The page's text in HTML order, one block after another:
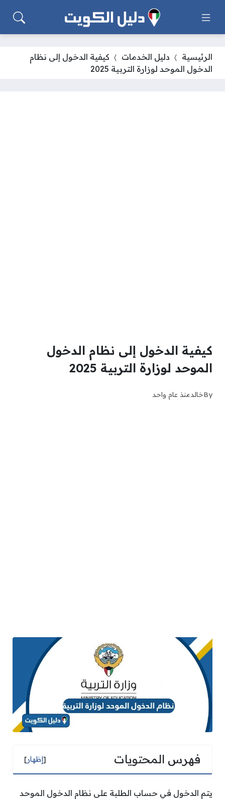
الرئيسية دليل الخدمات
كيفية الدخول إلى نظام
الدخول الموحد لوزارة التربية 2025
كيفية الدخول إلى نظام الدخول
الموحد لوزارة التربية 2025
Byخالدمنذ عام واحد
فهرس المحتويات [إظهار]
يتم الدخول في حساب الطلبة على نظام الدخول الموحد